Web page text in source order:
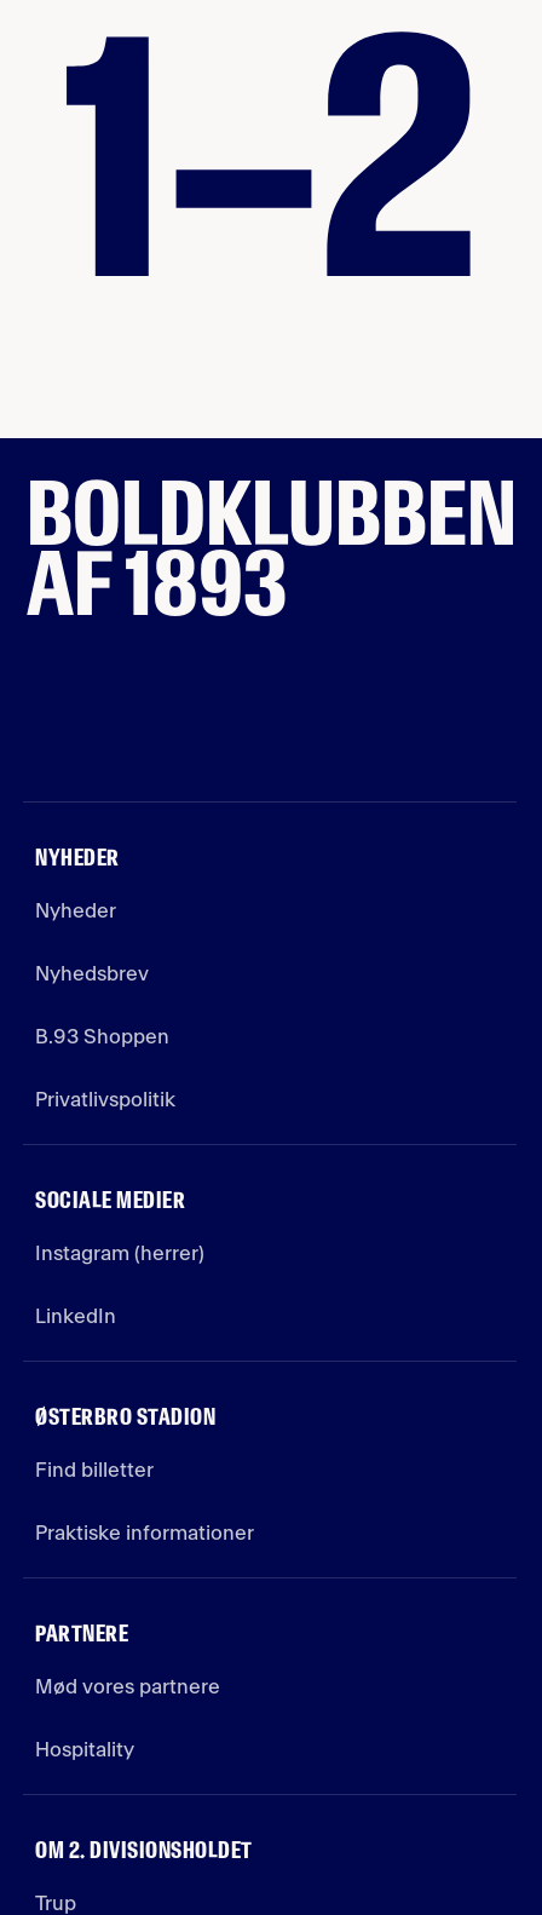
1–2
BOLDKLUBBEN
AF 1893
NYHEDER
Nyheder
Nyhedsbrev
B.93 Shoppen
Privatlivspolitik
SOCIALE MEDIER
Instagram (herrer)
LinkedIn
ØSTERBRO STADION
Find billetter
Praktiske informationer
PARTNERE
Mød vores partnere
Hospitality
OM 2. DIVISIONSHOLDET
Trup